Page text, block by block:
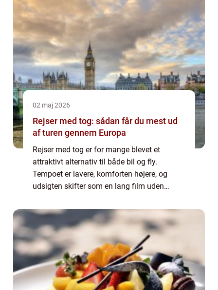
02 maj 2026
Rejser med tog: sådan får du mest ud
af turen gennem Europa
Rejser med tog er for mange blevet et
attraktivt alternativ til både bil og fly.
Tempoet er lavere, komforten højere, og
udsigten skifter som en lang film uden
ind til hjertet af byerne, hvor ca...